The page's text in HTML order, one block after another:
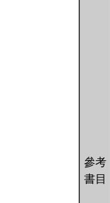
參考
書目